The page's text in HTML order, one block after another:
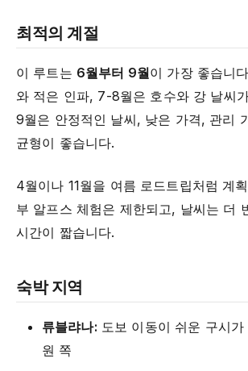
최적의 계절
이 루트는 6월부터 9월이 가장 좋습니
와 적은 인파, 7-8월은 호수와 강 날씨
9월은 안정적인 날씨, 낮은 가격, 관리
균형이 좋습니다.
4월이나 11월을 여름 로드트립처럼 계
부 알프스 체험은 제한되고, 날씨는 더
시간이 짧습니다.
숙박 지역
류블랴나: 도보 이동이 쉬운 구시
원 쪽